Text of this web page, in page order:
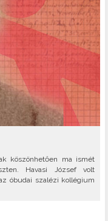
köszönhetően ma ismét
Havasi József volt
óbudai szalézi kollégium